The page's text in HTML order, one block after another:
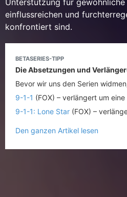
Unterstützung für
einflussreichen und
konfrontiert sind.
BETASERIES-TIPP
Die Absetzungen und
Bevor wir uns den Serien
9-1-1 (FOX) – verlängert um
9-1-1: Lone Star (FOX) –
Den ganzen Artikel lesen